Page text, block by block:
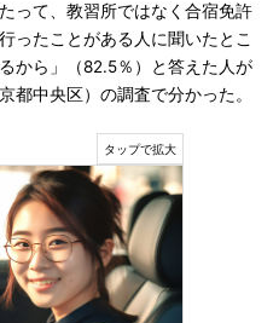
って、教習所ではなく合宿免許
たことがある人に聞いたとこ
から」（82.5％）と答えた人が
都中央区）の調査で分かった。